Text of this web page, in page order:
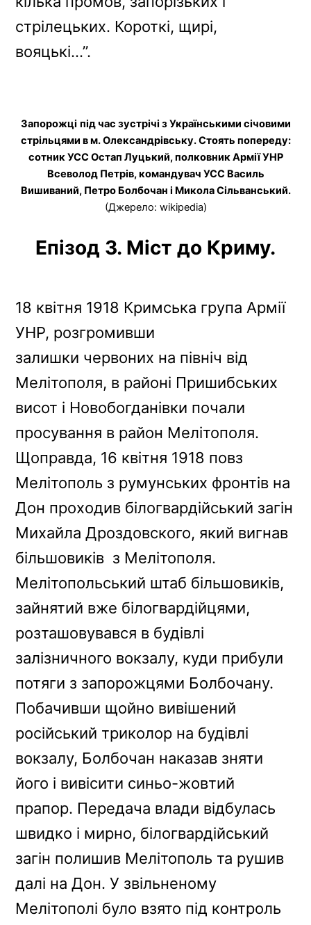
стрілецьких. Короткі, щирі,
вояцькі…”.
Запорожці під час зустрічі з Українськими січовими
стрільцями в м. Олександрівську. Стоять попереду:
сотник УСС Остап Луцький, полковник Армії УНР
Всеволод Петрів, командувач УСС Василь
Вишиваний, Петро Болбочан і Микола Сільванський.
(Джерело: wikipedia)
Епізод 3. Міст до Криму.
18 квітня 1918 Кримська група Армії
УНР, розгромивши
залишки червоних на північ від
Мелітополя, в районі Пришибських
висот і Новобогданівки почали
просування в район Мелітополя.
Щоправда, 16 квітня 1918 повз
Мелітополь з румунських фронтів на
Дон проходив білогвардійський загін
Михайла Дроздовского, який вигнав
більшовиків з Мелітополя.
Мелітопольський штаб більшовиків,
зайнятий вже білогвардійцями,
розташовувався в будівлі
залізничного вокзалу, куди прибули
потяги з запорожцями Болбочану.
Побачивши щойно вивішений
російський триколор на будівлі
вокзалу, Болбочан наказав зняти
його і вивісити синьо-жовтий
прапор. Передача влади відбулась
швидко і мирно, білогвардійський
загін полишив Мелітополь та рушив
далі на Дон. У звільненому
Мелітополі було взято під контроль